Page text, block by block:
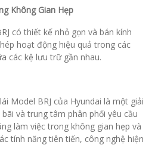
Không Gian Hẹp
có thiết kế nhỏ gọn và bán kính
hoạt động hiệu quả trong các
các kệ lưu trữ gần nhau.
Model BRJ của Hyundai là một giải
và trung tâm phân phối yêu cầu
làm việc trong không gian hẹp và
tính năng tiên tiến, công nghệ hiện